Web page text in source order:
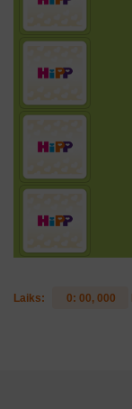
Laiks: 0: 00, 000